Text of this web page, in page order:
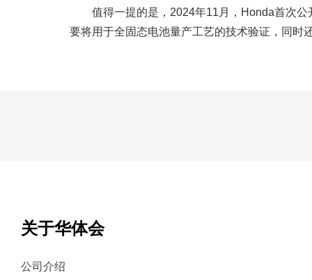
值得一提的是，2024年11月，Honda首次
要将用于全固态电池量产工艺的技术验证，同
关于华体会
公司介绍